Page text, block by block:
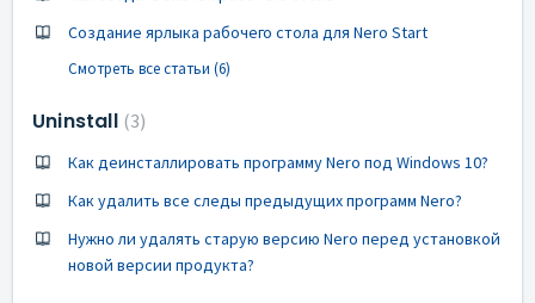
Создание ярлыка рабочего стола для Nero Start
Смотреть все статьи (6)
Uninstall 3
Как деинсталлировать программу Nero под Windows 10?
Как удалить все следы предыдущих программ Nero?
Нужно ли удалять старую версию Nero перед установкой
новой версии продукта?